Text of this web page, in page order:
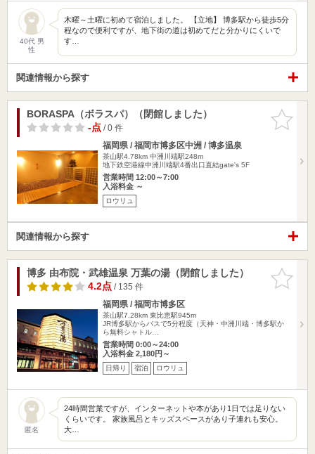
40代 男
性
木曜～土曜に初めて宿泊しました。 【立地】 博多駅から徒歩5分
程なので便利ですが、地下街の道は初めてだと分かりにくいで
す…
関連情報から探す
お気に入
りに追加
BORASPA（ボラスパ）（閉館しました）
-点/ 0 件
福岡県 / 福岡市博多区中洲 / 博多温泉
茶山駅4.78km 中洲川端駅248m
地下鉄空港線中洲川端駅4番出口直結gate's 5F
営業時間 12:00～7:00
入浴料金 ～
ロウリュ
関連情報から探す
お気に入
りに追加
博多 由布院・武雄温泉 万葉の湯（閉館しました）
4.2点/ 135 件
福岡県 / 福岡市博多区
茶山駅7.28km 東比恵駅945m
JR博多駅からバスで5分程度（天神・中洲川端・博多駅か
ら無料シャトル…
営業時間 0:00～24:00
入浴料金 2,180円～
日帰り 宿泊 ロウリュ
匿名
24時間営業ですが、インターネットや本があり1日では足りない
くらいです。 家族風呂とキッズスペースがあり子連れも安心。
大…